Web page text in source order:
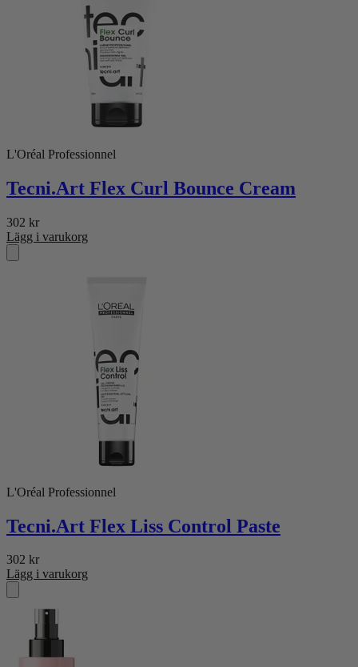
L'Oréal Professionnel
Tecni.Art Flex Curl Bounce Cream
302 kr
Lägg i varukorg
L'Oréal Professionnel
Tecni.Art Flex Liss Control Paste
302 kr
Lägg i varukorg